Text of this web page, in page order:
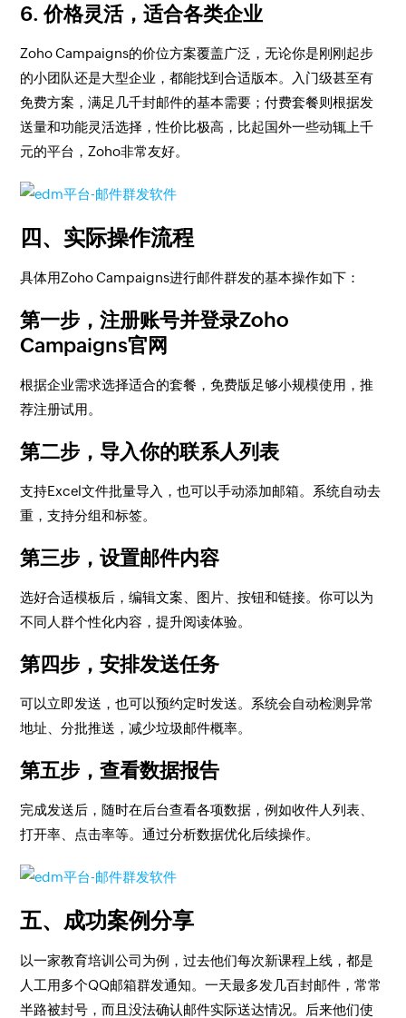
6. 价格灵活，适合各类企业
Zoho Campaigns的价位方案覆盖广泛，无论你是刚刚起步
的小团队还是大型企业，都能找到合适版本。入门级甚至有
免费方案，满足几千封邮件的基本需要；付费套餐则根据发
送量和功能灵活选择，性价比极高，比起国外一些动辄上千
元的平台，Zoho非常友好。
四、实际操作流程
具体用Zoho Campaigns进行邮件群发的基本操作如下：
第一步，注册账号并登录Zoho
Campaigns官网
根据企业需求选择适合的套餐，免费版足够小规模使用，推
荐注册试用。
第二步，导入你的联系人列表
支持Excel文件批量导入，也可以手动添加邮箱。系统自动去
重，支持分组和标签。
第三步，设置邮件内容
选好合适模板后，编辑文案、图片、按钮和链接。你可以为
不同人群个性化内容，提升阅读体验。
第四步，安排发送任务
可以立即发送，也可以预约定时发送。系统会自动检测异常
地址、分批推送，减少垃圾邮件概率。
第五步，查看数据报告
完成发送后，随时在后台查看各项数据，例如收件人列表、
打开率、点击率等。通过分析数据优化后续操作。
五、成功案例分享
以一家教育培训公司为例，过去他们每次新课程上线，都是
人工用多个QQ邮箱群发通知。一天最多发几百封邮件，常常
半路被封号，而且没法确认邮件实际送达情况。后来他们使